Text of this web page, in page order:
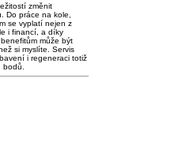
změnit
Do práce na kole,
se vyplatí nejen z
i financí, a díky
může být
si myslíte. Servis
i regeneraci totiž